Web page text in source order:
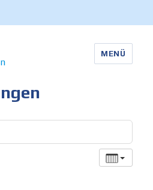
Borkies
MENÜ